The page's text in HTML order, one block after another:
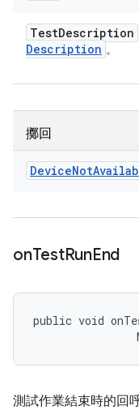
TestDescription
Description 。
擲回
DeviceNot
onTestRunEnd
public void
測試作業結束時的回